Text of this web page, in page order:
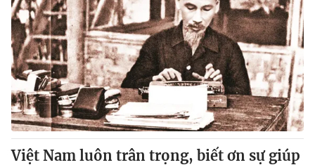
Việt Nam luôn trân trọng, biết ơn sự giúp